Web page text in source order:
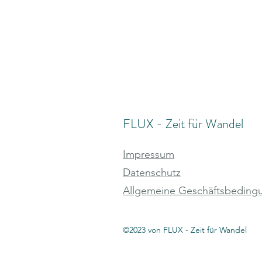
FLUX - Zeit für Wandel
Impressum
Datenschutz
Allgemeine
©2023 von FLUX - Zeit für Wandel